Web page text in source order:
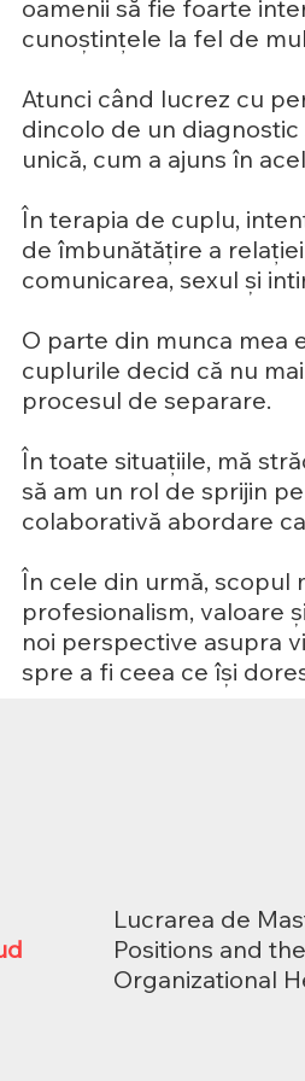
oamenii să fie foarte
cunoștințele la fel de
Atunci când lucrez cu
dincolo de un
unică, cum a ajuns în
În terapia de cuplu,
de îmbunătățire a
comunicarea, sexul și
O parte din munca mea
cuplurile decid că nu
procesul de separare.
În toate situațiile, mă
să am un rol de sprijin
colaborativă abordare
În cele din urmă, scopul
profesionalism, valoare
noi perspective asupra
spre a fi ceea ce își
Lucrarea de
Positions and
Organizational